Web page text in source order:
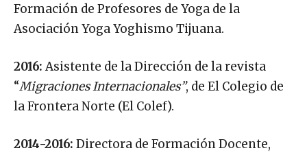
Formación de Profesores de Yoga de la
Asociación Yoga Yoghismo Tijuana.
2016:Asistente de la Dirección de la revista
“Migraciones Internacionales”, de El Colegio de
la Frontera Norte (El Colef).
2014-2016: Directora de Formación Docente,